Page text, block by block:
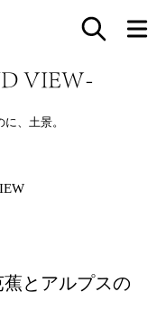
VIEW-
、土景。
とアルプスの